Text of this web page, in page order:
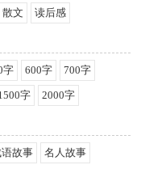
散文 读后感
字 600字 700字
字 2000字
语故事 名人故事